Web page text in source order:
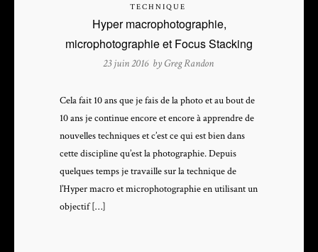
TECHNIQUE
Hyper macrophotographie,
microphotographie et Focus Stacking
23 juin 2016 by Greg Randon
Cela fait 10 ans que je fais de la photo et au bout de
10 ans je continue encore et encore à apprendre de
nouvelles techniques et c’est ce qui est bien dans
cette discipline qu’est la photographie. Depuis
quelques temps je travaille sur la technique de
l’Hyper macro et microphotographie en utilisant un
objectif […]